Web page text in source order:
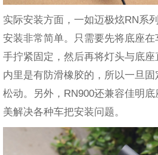
实际安装方面，一如迈极炫RN系
安装非常简单。只需要先将底座
手拧紧固定，然后再将灯头与底
内里是有防滑橡胶的，所以一旦
松动。另外，RN900还兼容佳明
美解决各种车把安装问题。